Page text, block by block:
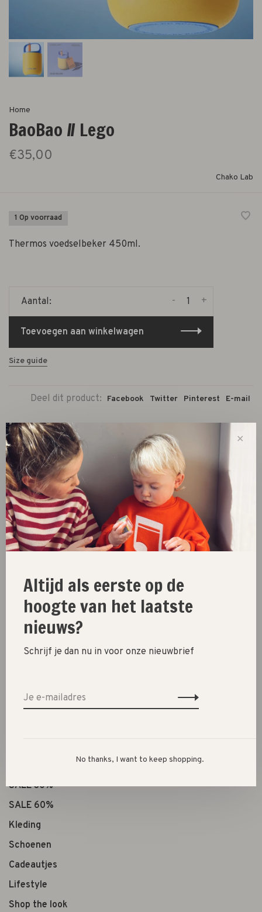
Home
BaoBao // Lego
€35,00
Chako Lab
1 Op voorraad
Thermos voedselbeker 450ml.
Aantal: +
-
Toevoegen aan winkelwagen
Size guide
Deel dit product: Facebook Twitter Pinterest E-mail
Beschrijving
DeBao Bao Cup thermos voedselbekeris perfect voor
wie maaltijden warm of koud wil meenemen. Dankzij de
isolerende wand blijft soep, havermout of yoghurt
langdurig op temperatuur.
ingebouwde lepel, waardoor hij ideaal is voor werk, school
of reizen. Gemaakt van duurzame, BPA-vrije materialen
en eenvoudig mee te nemen in je tas.
knoeien.
SALE 30%
SALE 60%
Kleding
Schoenen
Cadeautjes
Lifestyle
Shop the look
✕
Altijd als eerste op de
hoogte van het laatste
nieuws?
Schrijf je dan nu in voor onze nieuwbrief
No thanks, I want to keep shopping.